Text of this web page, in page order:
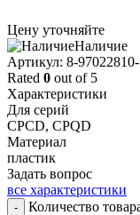
Цену уточняйте
Наличие
Aртикул: 8-97022810-
Rated 0 out of 5
Характеристики
Для серий
CPCD, CPQD
Материал
пластик
Задать вопрос
все характеристики
-
Количество